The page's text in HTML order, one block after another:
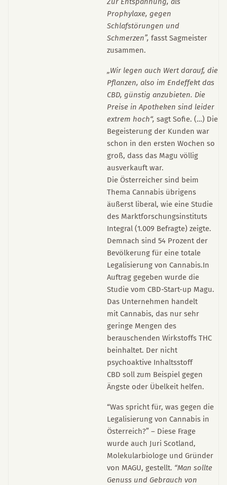
Prophylaxe, gegen
Schlafstörungen und
Schmerzen”, fasst Sagmeister
zusammen.
„Wir legen auch Wert darauf, die
Pflanzen, also im Endeffekt das
CBD, günstig anzubieten. Die
Preise in Apotheken sind leider
extrem hoch“, sagt Sofie. (…) Die
Begeisterung der Kunden war
schon in den ersten Wochen so
groß, dass das Magu völlig
ausverkauft war.
Die Österreicher sind beim
Thema Cannabis übrigens
äußerst liberal, wie eine Studie
des Marktforschungsinstituts
Integral (1.009 Befragte) zeigte.
Demnach sind 54 Prozent der
Bevölkerung für eine totale
Legalisierung von Cannabis.In
Auftrag gegeben wurde die
Studie vom CBD-Start-up Magu.
Das Unternehmen handelt
mit Cannabis, das nur sehr
geringe Mengen des
berauschenden Wirkstoffs THC
beinhaltet. Der nicht
psychoaktive Inhaltsstoff
CBD soll zum Beispiel gegen
Ängste oder Übelkeit helfen.
“Was spricht für, was gegen die
Legalisierung von Cannabis in
Österreich?” – Diese Frage
wurde auch Juri Scotland,
Molekularbiologe und Gründer
von MAGU, gestellt. “Man sollte
Genuss und Gebrauch von